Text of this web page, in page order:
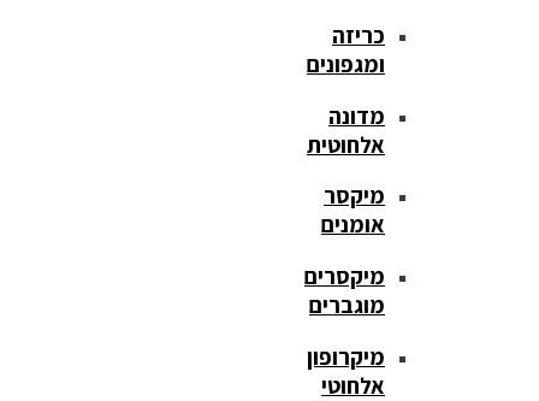
כריזה
ומגפונים
מדונה
אלחוטית
מיקסר
אומנים
מיקסרים
מוגברים
מיקרופון
אלחוטי